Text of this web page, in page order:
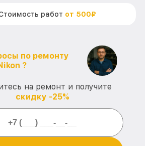
работ от 500₽
по ремонту
?
на ремонт и получите
скидку -25%